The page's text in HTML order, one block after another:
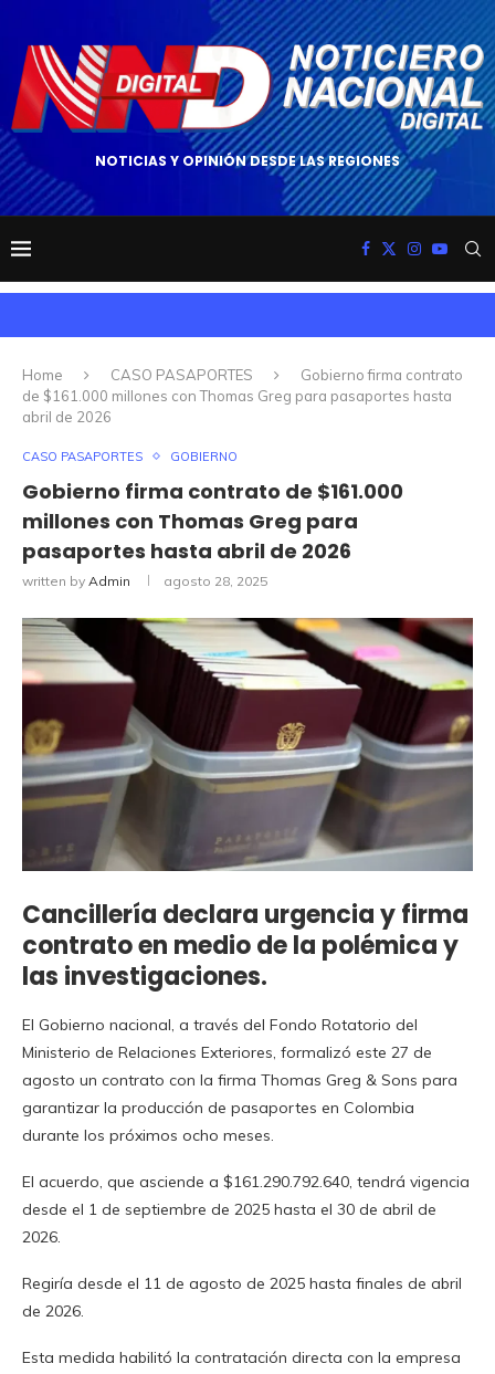
NOTICIAS Y OPINIÓN DESDE LAS REGIONES
Home CASO PASAPORTES
Gobierno firma contrato
de $161.000 millones con Thomas Greg para pasaportes hasta
abril de 2026
CASO PASAPORTES GOBIERNO
Gobierno firma contrato de $161.000
millones con Thomas Greg para
pasaportes hasta abril de 2026
written by Admin agosto 28, 2025
Cancillería declara urgencia y firma
contrato en medio de la polémica y
las investigaciones.
El Gobierno nacional, a través del Fondo Rotatorio del
Ministerio de Relaciones Exteriores, formalizó este 27 de
agosto un contrato con la firma Thomas Greg & Sons para
garantizar la producción de pasaportes en Colombia
durante los próximos ocho meses.
El acuerdo, que asciende a $161.290.792.640, tendrá vigencia
desde el 1 de septiembre de 2025 hasta el 30 de abril de
2026.
Regiría desde el 11 de agosto de 2025 hasta finales de abril
de 2026.
Esta medida habilitó la contratación directa con la empresa